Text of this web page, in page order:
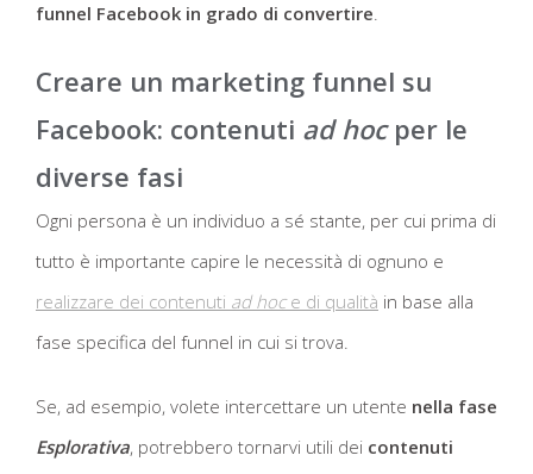
funnel Facebook in grado di convertire.
Creare un marketing funnel su
Facebook: contenuti ad hocper le
diverse fasi
Ogni persona è un individuo a sé stante, per cui prima di
tutto è importante capire le necessità di ognuno e
realizzare dei contenuti ad hoce di qualità in base alla
fase specifica del funnel in cui si trova.
Se, ad esempio, volete intercettare un utente nella fase
Esplorativa, potrebbero tornarvi utili dei contenuti